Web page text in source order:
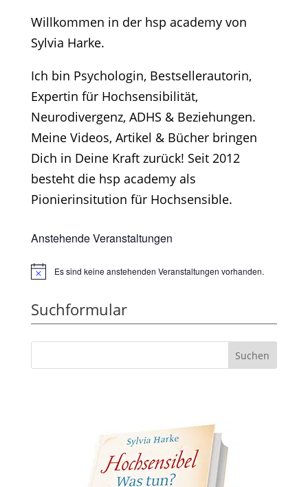
Willkommen in der hsp academy von
Sylvia Harke.
Ich bin Psychologin, Bestsellerautorin,
Expertin für Hochsensibilität,
Neurodivergenz, ADHS & Beziehungen.
Meine Videos, Artikel & Bücher bringen
Dich in Deine Kraft zurück! Seit 2012
besteht die hsp academy als
Pionierinsitution für Hochsensible.
Anstehende Veranstaltungen
HinweisEs sind keine anstehenden Veranstaltungen vorhanden.
Suchformular